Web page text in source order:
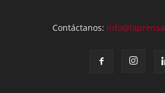
Contáctanos: